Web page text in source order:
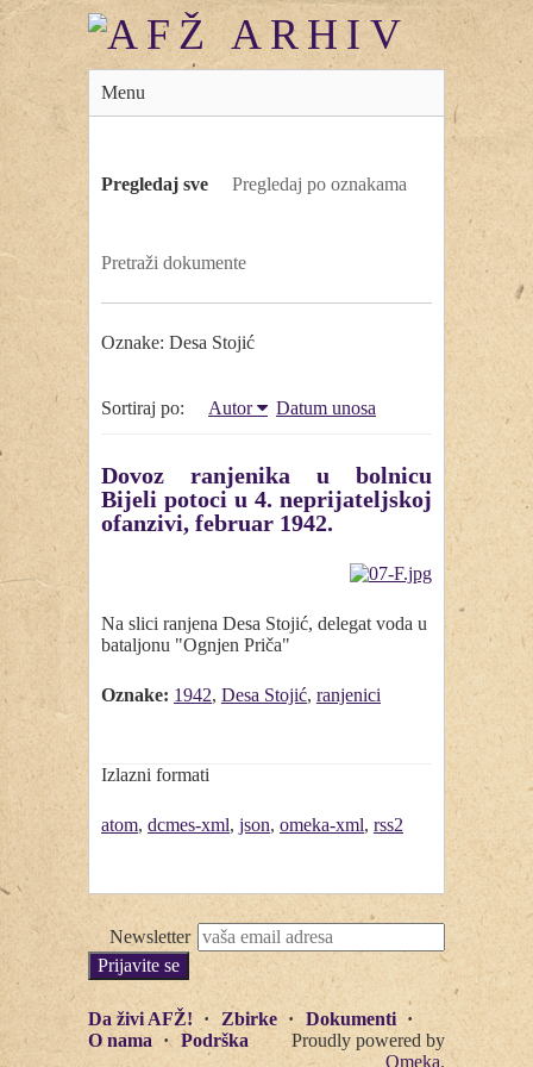
Menu
Pregledaj sve Pregledaj po oznakama
Pretraži dokumente
Oznake: Desa Stojić
Sortiraj po: Autor Datum unosa
Dovoz ranjenika u bolnicu
Bijeli potoci u 4. neprijateljskoj
ofanzivi, februar 1942.
Na slici ranjena Desa Stojić, delegat voda u
bataljonu "Ognjen Priča"
Oznake: 1942, Desa Stojić, ranjenici
Izlazni formati
atom, dcmes-xml, json, omeka-xml, rss2
Newsletter
Da živi AFŽ! Zbirke
Dokumenti
O nama
Podrška
Proudly powered by
Omeka.